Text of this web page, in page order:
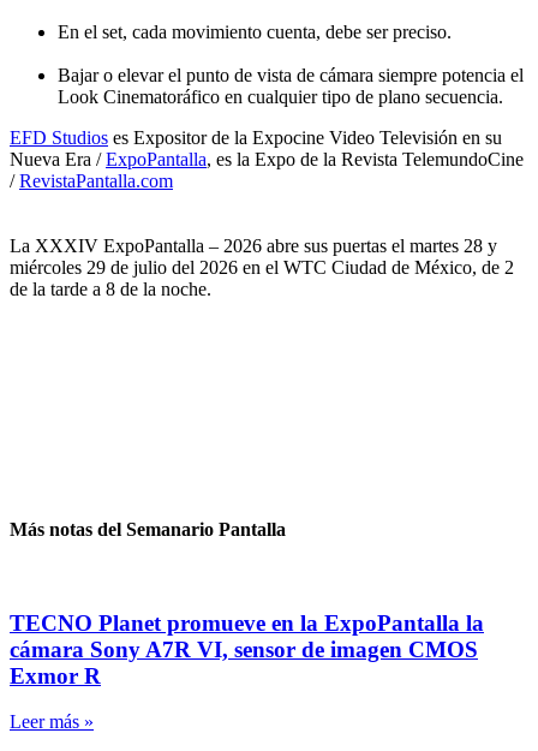
En el set, cada movimiento cuenta, debe ser preciso.
Bajar o elevar el punto de vista de cámara siempre potencia el
Look Cinematoráfico en cualquier tipo de plano secuencia.
EFD Studios es Expositor de la Expocine Video Televisión en su
Nueva Era /ExpoPantalla, es la Expo de la Revista TelemundoCine
/RevistaPantalla.com
La XXXIV ExpoPantalla – 2026 abre sus puertas el martes 28 y
miércoles 29 de julio del 2026 en el WTC Ciudad de México, de 2
de la tarde a 8 de la noche.
Más notas del Semanario Pantalla
TECNO Planet promueve en la ExpoPantalla la
cámara Sony A7R VI, sensor de imagen CMOS
Exmor R
Leer más »